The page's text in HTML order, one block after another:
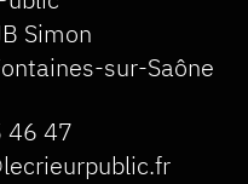
Simon
sur-Saône
46 47